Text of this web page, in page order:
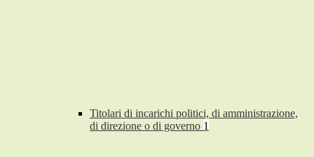
Titolari di incarichi politici, di amministrazione,
di direzione o di governo 1